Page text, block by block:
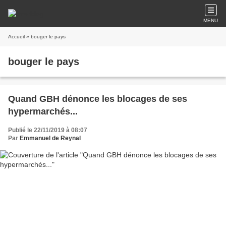
MENU
Accueil » bouger le pays
bouger le pays
Quand GBH dénonce les blocages de ses
hypermarchés...
Publié le 22/11/2019 à 08:07
Par Emmanuel de Reynal